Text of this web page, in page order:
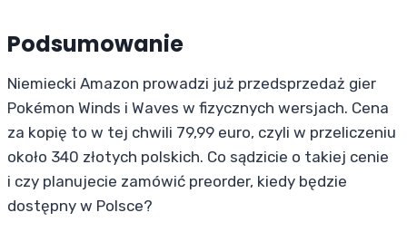
Podsumowanie
Niemiecki Amazon prowadzi już przedsprzedaż gier
Pokémon Winds i Waves w fizycznych wersjach. Cena
za kopię to w tej chwili 79,99 euro, czyli w przeliczeniu
około 340 złotych polskich. Co sądzicie o takiej cenie
i czy planujecie zamówić preorder, kiedy będzie
dostępny w Polsce?